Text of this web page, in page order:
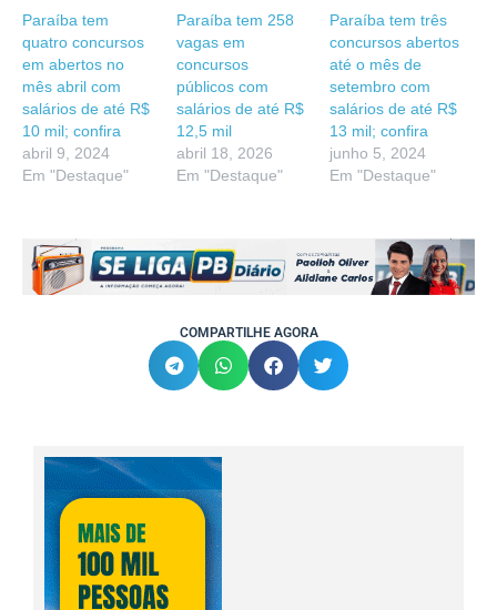
Paraíba tem
quatro concursos
em abertos no
mês abril com
salários de até R$
10 mil; confira
abril 9, 2024
Em "Destaque"
Paraíba tem 258
vagas em
concursos
públicos com
salários de até R$
12,5 mil
abril 18, 2026
Em "Destaque"
Paraíba tem três
concursos abertos
até o mês de
setembro com
salários de até R$
13 mil; confira
junho 5, 2024
Em "Destaque"
COMPARTILHE AGORA